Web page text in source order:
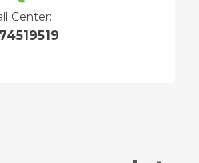
Center: